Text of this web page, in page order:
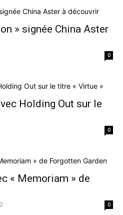
» signée China Aster
0
Holding Out sur le
0
« Memoriam » de
0